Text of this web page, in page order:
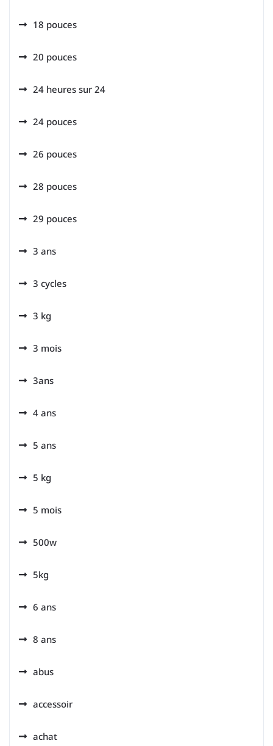
18 pouces
20 pouces
24 heures sur 24
24 pouces
26 pouces
28 pouces
29 pouces
3 ans
3 cycles
3 kg
3 mois
3ans
4 ans
5 ans
5 kg
5 mois
500w
5kg
6 ans
8 ans
abus
accessoir
achat